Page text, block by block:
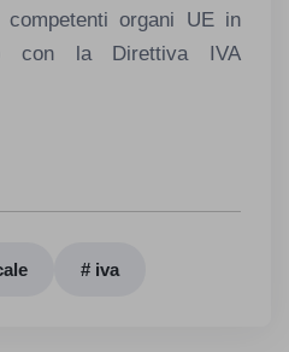
organi UE in
con la Direttiva IVA
# iva